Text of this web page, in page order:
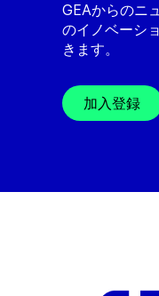
GEAからのニ
のイノベーシ
きます。
加入登録